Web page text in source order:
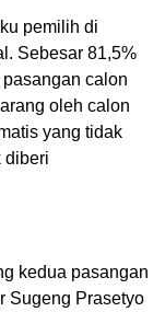
pemilih di
Sebesar 81,5%
calon
oleh calon
yang tidak
diberi
kedua pasangan
Sugeng Prasetyo